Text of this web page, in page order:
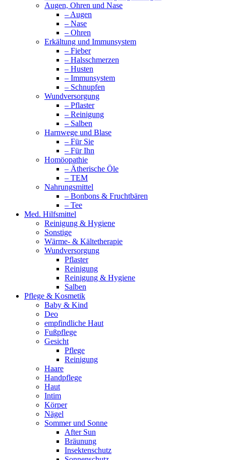
Augen, Ohren und Nase
– Augen
– Nase
– Ohren
Erkältung und Immunsystem
– Fieber
– Halsschmerzen
– Husten
– Immunsystem
– Schnupfen
Wundversorgung
– Pflaster
– Reinigung
– Salben
Harnwege und Blase
– Für Sie
– Für Ihn
Homöopathie
– Ätherische Öle
– TEM
Nahrungsmittel
– Bonbons & Fruchtbären
– Tee
Med. Hilfsmittel
Reinigung & Hygiene
Sonstige
Wärme- & Kältetherapie
Wundversorgung
Pflaster
Reinigung
Reinigung & Hygiene
Salben
Pflege & Kosmetik
Baby & Kind
Deo
empfindliche Haut
Fußpflege
Gesicht
Pflege
Reinigung
Haare
Handpflege
Haut
Intim
Körper
Nägel
Sommer und Sonne
After Sun
Bräunung
Insektenschutz